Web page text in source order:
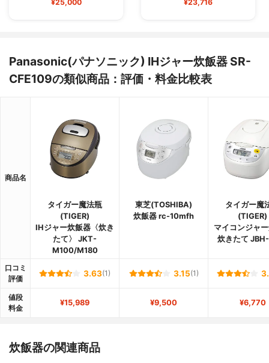
¥25,000 ¥23,716
Panasonic(パナソニック) IHジャー炊飯器 SR-
CFE109の類似商品：評価・料金比較表
商品名
タイガー魔法瓶
(TIGER)
IHジャー炊飯器〈炊き
たて〉 JKT-
M100/M180
東芝(TOSHIBA)
炊飯器 rc-10mfh
タイガー魔
(TIGER)
マイコンジャ
炊きたて
口コミ
評価
3.63(1) 3.15(1)
値段
料金
¥15,989 ¥9,500 ¥6,770
炊飯器の関連商品